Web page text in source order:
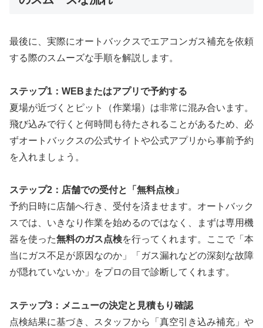
最後に、実際にオートバックスでエアコンガス補充を依頼
する際のスムーズな手順を解説します。
ステップ1：WEBまたはアプリで予約する
夏場が近づくとピット（作業場）は非常に混み合います。
飛び込みで行くと何時間も待たされることがあるため、必
ずオートバックスの公式サイトや公式アプリから事前予約
を入れましょう。
ステップ2：店舗での受付と「無料点検」
予約日時に店舗へ行き、受付を済ませます。オートバック
スでは、いきなり作業を始めるのではなく、まずは専用機
器を使った無料のガス点検を行ってくれます。ここで「本
当にガス不足が原因なのか」「ガス漏れなどの深刻な故障
が隠れていないか」をプロの目で診断してくれます。
ステップ3：メニューの決定と見積もり確認
点検結果に基づき、スタッフから「真空引き込み補充」や